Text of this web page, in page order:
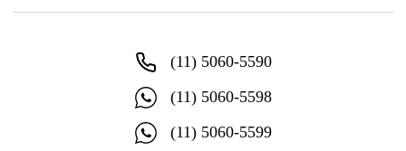
(11) 5060-5590
(11) 5060-5598
(11) 5060-5599